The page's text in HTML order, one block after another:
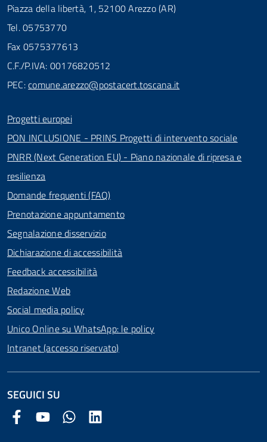
Piazza della libertà, 1, 52100 Arezzo (AR)
Tel. 05753770
Fax 0575377613
C.F./P.IVA: 00176820512
PEC:comune.arezzo@postacert.toscana.it
Progetti europei
PON INCLUSIONE - PRINS Progetti di intervento sociale
PNRR (Next Generation EU) - Piano nazionale di ripresa e
resilienza
Domande frequenti (FAQ)
Prenotazione appuntamento
Segnalazione disservizio
Dichiarazione di accessibilità
Feedback accessibilità
Redazione Web
Social media policy
Unico Online su WhatsApp: le policy
Intranet (accesso riservato)
SEGUICI SU
Facebook Comune di Arezzo
Youtube Comune di Arezzo
Twitter Comune di Arezzo